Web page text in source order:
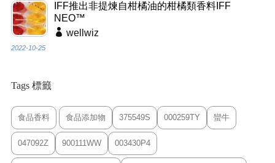
IFF推出非提煉自柑橘油的柑橘類香料IFF
NEO™
wellwiz
2022-10-25
Tags 標籤
食品香料 食品添加物 375549S 000259TY 蠻牛
047092Z 900111WW 003430P4